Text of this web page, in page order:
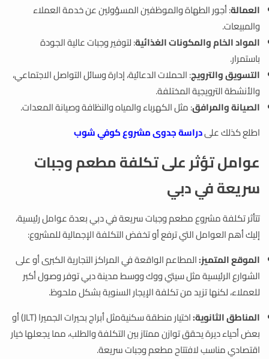
العمالة: أجور الطهاة والموظفين المسؤولين عن خدمة العملاء
والمبيعات.
المواد الخام والمكونات الغذائية: لتوفير وجبات عالية الجودة
باستمرار.
التسويق والترويج: الحملات الدعائية، إدارة وسائل التواصل الاجتماعي،
والأنشطة الترويجية المختلفة.
الصيانة والمرافق: مثل الكهرباء والمياه والنظافة وصيانة المعدات.
اطلع كذلك علىدراسة جدوى مشروع كوفي شوب
عوامل تؤثر على تكلفة مطعم وجبات
سريعة في دبي
تتأثر تكلفة مشروع مطعم وجبات سريعة في دبي بعدة عوامل رئيسية،
إليك أهم العوامل التي ترفع أو تخفض التكلفة الإجمالية للمشروع:
الموقع المتميز:المطاعم الواقعة في المراكز التجارية الكبرى أو على
الشوارع الرئيسية مثل سيتي ووك ووسط مدينة دبي توفر وصول أكبر
للعملاء، لكنها تزيد من تكلفة الإيجار السنوية بشكل ملحوظ.
المناطق الثانوية:
اختيار منطقة سكنيةمثل أبراج بحيرات الجميرا (JLT) أو
بعض أحياء ديرة يحقق توازن ممتاز بين التكلفة والطلب، مما يجعلها خيار
اقتصادي مناسب لافتتاح مطعم وجبات سريعة.